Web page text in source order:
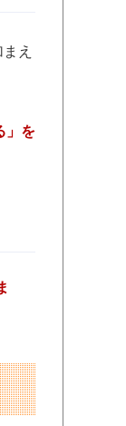
え
」を